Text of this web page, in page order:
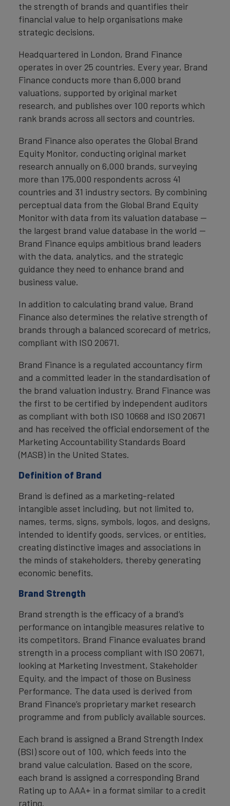
the strength of brands and quantifies their
financial value to help organisations make
strategic decisions.
Headquartered in London, Brand Finance
operates in over 25 countries. Every year, Brand
Finance conducts more than 6,000 brand
valuations, supported by original market
research, and publishes over 100 reports which
rank brands across all sectors and countries.
Brand Finance also operates the Global Brand
Equity Monitor, conducting original market
research annually on 6,000 brands, surveying
more than 175,000 respondents across 41
countries and 31 industry sectors. By combining
perceptual data from the Global Brand Equity
Monitor with data from its valuation database —
the largest brand value database in the world —
Brand Finance equips ambitious brand leaders
with the data, analytics, and the strategic
guidance they need to enhance brand and
business value.
In addition to calculating brand value, Brand
Finance also determines the relative strength of
brands through a balanced scorecard of metrics,
compliant with ISO 20671.
Brand Finance is a regulated accountancy firm
and a committed leader in the standardisation of
the brand valuation industry. Brand Finance was
the first to be certified by independent auditors
as compliant with both ISO 10668 and ISO 20671
and has received the official endorsement of the
Marketing Accountability Standards Board
(MASB) in the United States.
Definition of Brand
Brand is defined as a marketing-related
intangible asset including, but not limited to,
names, terms, signs, symbols, logos, and designs,
intended to identify goods, services, or entities,
creating distinctive images and associations in
the minds of stakeholders, thereby generating
economic benefits.
Brand Strength
Brand strength is the efficacy of a brand’s
performance on intangible measures relative to
its competitors. Brand Finance evaluates brand
strength in a process compliant with ISO 20671,
looking at Marketing Investment, Stakeholder
Equity, and the impact of those on Business
Performance. The data used is derived from
Brand Finance’s proprietary market research
programme and from publicly available sources.
Each brand is assigned a Brand Strength Index
(BSI) score out of 100, which feeds into the
brand value calculation. Based on the score,
each brand is assigned a corresponding Brand
Rating up to AAA+ in a format similar to a credit
rating.